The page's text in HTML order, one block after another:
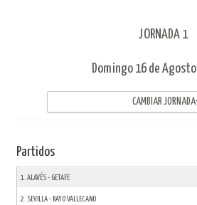
JORNADA 1
Domingo 16 de Agosto
CAMBIAR JORNADA
Partidos
1. ALAVÉS - GETAFE
2. SEVILLA - RAYO VALLECANO